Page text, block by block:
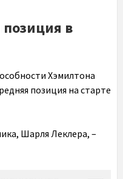
в
Хэмилтона
позиция на старте
Шарля Леклера, –